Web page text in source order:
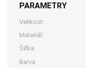
PARAMETRY
Velikost:
Materiál:
Šířka:
Barva: